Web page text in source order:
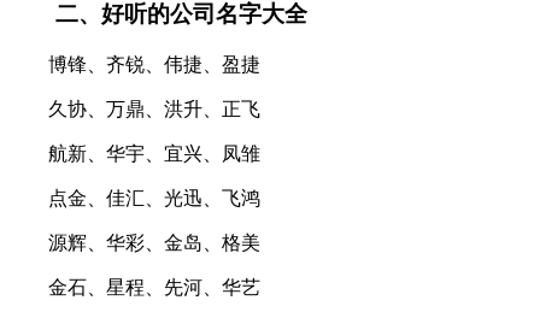
二、好听的公司名字大全
博锋、齐锐、伟捷、盈捷
久协、万鼎、洪升、正飞
航新、华宇、宜兴、凤雏
点金、佳汇、光迅、飞鸿
源辉、华彩、金岛、格美
金石、星程、先河、华艺